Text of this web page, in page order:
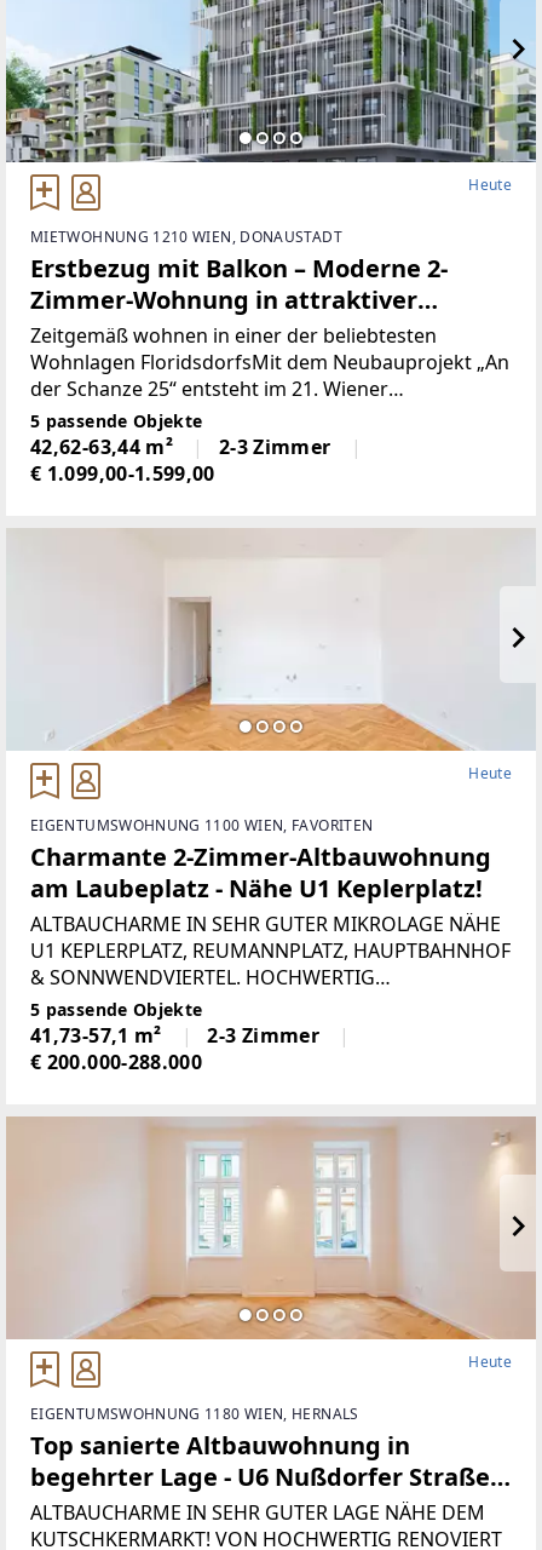
Heute
MIETWOHNUNG 1210 WIEN, DONAUSTADT
Erstbezug mit Balkon – Moderne 2-
Zimmer-Wohnung in attraktiver
Neubauanlage in 1210 Wien
Zeitgemäß wohnen in einer der beliebtesten
Wohnlagen FloridsdorfsMit dem Neubauprojekt „An
der Schanze 25“ entsteht im 21. Wiener
Gemeindebezirk ein modernes Wohnquartier
mit hochwertigen Erstbezugs-Mietwohnungen, das
urbanes Wohnen, innovative
5 passende Objekte
42,62-63,44 m²
2-3 Zimmer
€ 1.099,00-1.599,00
Heute
EIGENTUMSWOHNUNG 1100 WIEN, FAVORITEN
Charmante 2-Zimmer-Altbauwohnung
am Laubeplatz - Nähe U1 Keplerplatz!
ALTBAUCHARME IN SEHR GUTER MIKROLAGE NÄHE
U1 KEPLERPLATZ, REUMANNPLATZ, HAUPTBAHNHOF
& SONNWENDVIERTEL. HOCHWERTIG
RENOVIERT!Stilvoll & ruhig Wohnen am Laubeplatz.
Sanierter Altbau-Flair in Favoriten. In einem
gepflegten
5 passende Objekte
41,73-57,1 m²
2-3 Zimmer
€ 200.000-288.000
Heute
EIGENTUMSWOHNUNG 1180 WIEN, HERNALS
Top sanierte Altbauwohnung in
begehrter Lage - U6 Nußdorfer Straße
in Gehweite!
ALTBAUCHARME IN SEHR GUTER LAGE NÄHE DEM
KUTSCHKERMARKT! VON HOCHWERTIG RENOVIERT